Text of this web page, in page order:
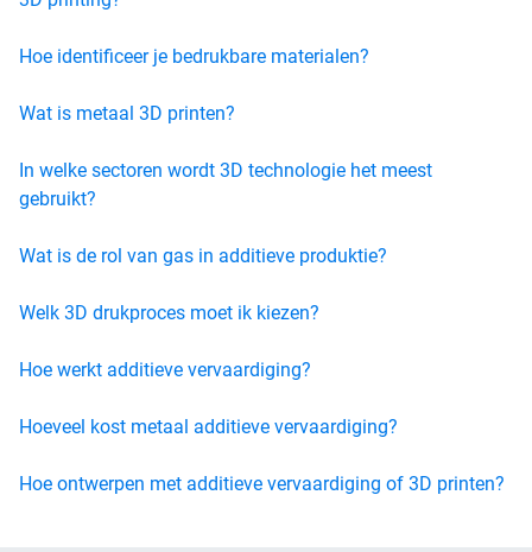
Hoe identificeer je bedrukbare materialen?
Wat is metaal 3D printen?
In welke sectoren wordt 3D technologie het meest
gebruikt?
Wat is de rol van gas in additieve produktie?
Welk 3D drukproces moet ik kiezen?
Hoe werkt additieve vervaardiging?
Hoeveel kost metaal additieve vervaardiging?
Hoe ontwerpen met additieve vervaardiging of 3D printen?